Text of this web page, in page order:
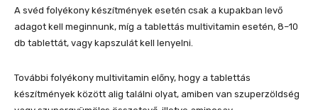
A svéd folyékony készítmények esetén csak a kupakban levő
adagot kell meginnunk, míg a tablettás multivitamin esetén, 8–10
db tablettát, vagy kapszulát kell lenyelni.
További folyékony multivitamin előny, hogy a tablettás
készítmények között alig találni olyat, amiben van szuperzöldség